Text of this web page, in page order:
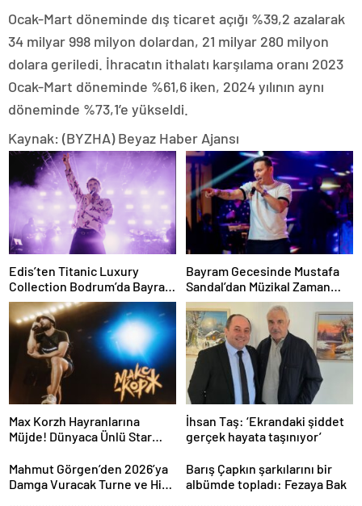
Ocak-Mart döneminde dış ticaret açığı %39,2 azalarak
34 milyar 998 milyon dolardan, 21 milyar 280 milyon
dolara geriledi. İhracatın ithalatı karşılama oranı 2023
Ocak-Mart döneminde %61,6 iken, 2024 yılının aynı
döneminde %73,1’e yükseldi.
Kaynak: (BYZHA) Beyaz Haber Ajansı
Edis’ten Titanic Luxury
Collection Bodrum’da Bayram
Gecesine Damga Vuran
Performans
Bayram Gecesinde Mustafa
Sandal’dan Müzikal Zaman
Yolculuğu
Max Korzh Hayranlarına
Müjde! Dünyaca Ünlü Star
Performansla Hayranlarıyla
Buluşuyor
İhsan Taş: ‘Ekrandaki şiddet
gerçek hayata taşınıyor’
Mahmut Görgen’den 2026’ya
Damga Vuracak Turne ve Hit
Barış Çapkın şarkılarını bir
albümde topladı: Fezaya Bak